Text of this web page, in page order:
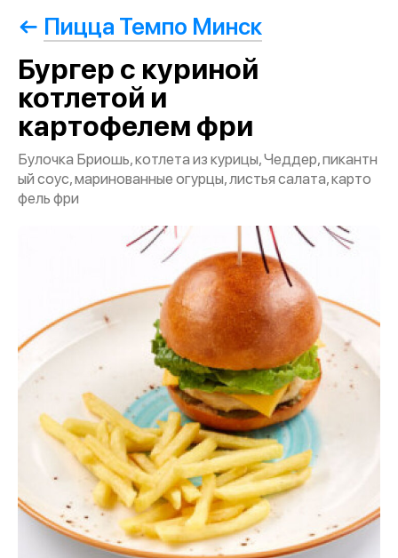
Пицца Темпо Минск
Бургер с куриной
котлетой и
картофелем фри
Булочка Бриошь, котлета из курицы, Чеддер, пикантн
ый соус, маринованные огурцы, листья салата, карто
фель фри